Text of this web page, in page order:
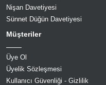
Nişan Davetiyesi
Sünnet Düğün Davetiyesi
Müşteriler
Üye Ol
Üyelik Sözleşmesi
Kullanıcı Güvenliği - Gizlilik